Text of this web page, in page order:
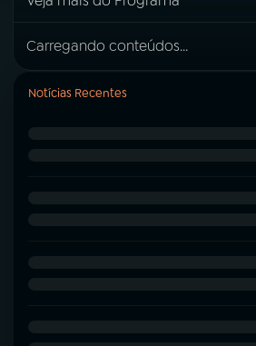
Carregando conteúdos...
Notícias Recentes